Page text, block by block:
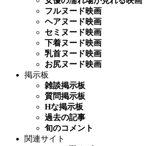
フルヌード映画
ヘアヌード映画
セミヌード映画
下着ヌード映画
乳首ヌード映画
お尻ヌード映画
掲示板
雑談掲示板
質問掲示板
Hな掲示板
過去の記事
旬のコメント
関連サイト